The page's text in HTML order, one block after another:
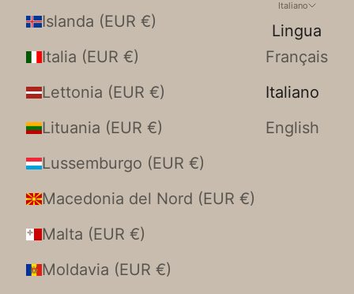
Islanda (EUR €)
Italia (EUR €)
Lettonia (EUR €)
Lituania (EUR €)
Lussemburgo (EUR €)
Macedonia del Nord (EUR €)
Malta (EUR €)
Moldavia (EUR €)
Italiano
Lingua
Français
Italiano
English